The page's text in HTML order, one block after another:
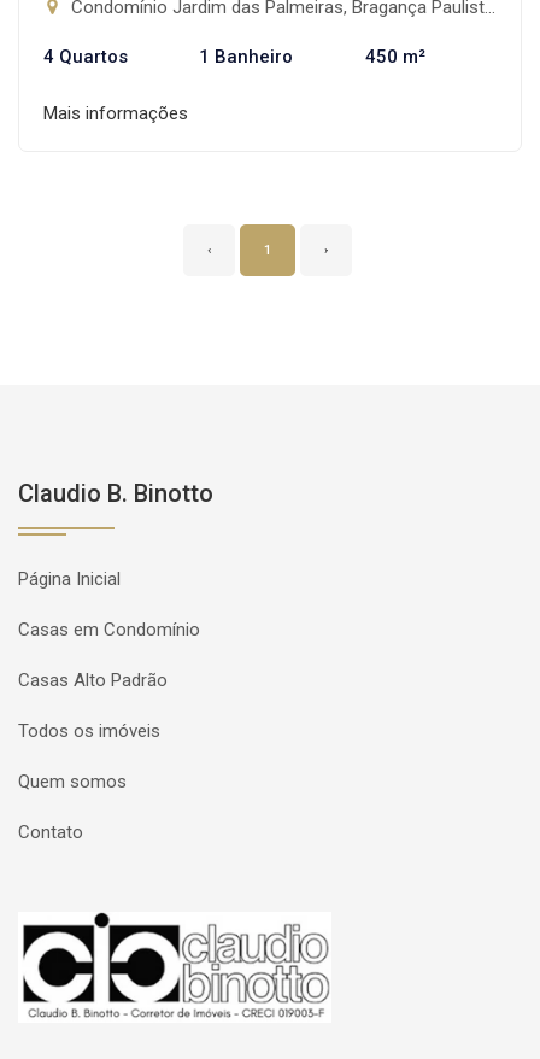
Condomínio Jardim das Palmeiras, Bragança Paulista-SP
4 Quartos 1 Banheiro 450 m²
Mais informações
‹ 1 ›
Claudio B. Binotto
Página Inicial
Casas em Condomínio
Casas Alto Padrão
Todos os imóveis
Quem somos
Contato
Página inicial